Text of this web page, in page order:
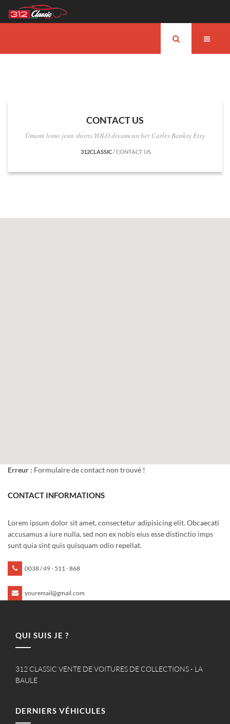
CONTACT US
Umami lomo jean shorts YOLO dreamcatcher Carles Banksy Etsy
312CLASSIC/CONTACT US
Erreur : Formulaire de contact non trouvé !
CONTACT INFORMATIONS
Lorem ipsum dolor sit amet, consectetur adipisicing elit. Obcaecati
accusamus a iure nulla, sed non ex nobis eius esse distinctio imps
sunt quia sint quis quisquam odio repellat.
0038 / 49 - 511 - 868
youremail@gmail.com
QUI SUIS JE ?
312 CLASSIC VENTE DE VOITURES DE COLLECTIONS - LA
BAULE
DERNIERS VÉHICULES